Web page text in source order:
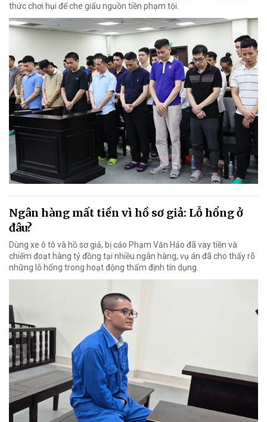
thức chơi hụi để che giấu nguồn tiền phạm tội.
Ngân hàng mất tiền vì hồ sơ giả: Lỗ hổng ở
đâu?
Dùng xe ô tô và hồ sơ giả, bị cáo Phạm Văn Hảo đã vay tiền và
chiếm đoạt hàng tỷ đồng tại nhiều ngân hàng, vụ án đã cho thấy rõ
những lỗ hổng trong hoạt động thẩm định tín dụng.